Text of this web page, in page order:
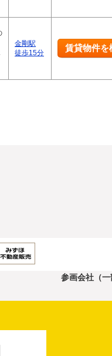
金剛駅
徒歩15分
賃貸物件を
参画会社（一